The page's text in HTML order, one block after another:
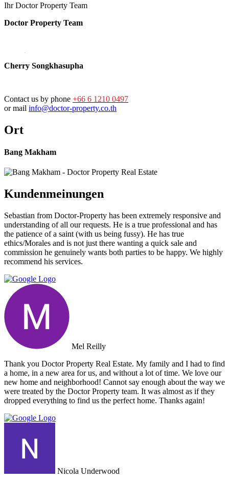
Ihr Doctor Property Team
Doctor Property Team
Cherry Songkhasupha
Contact us by phone +66 6 1210 0497
or mail info@doctor-property.co.th
Ort
Bang Makham
Kundenmeinungen
Sebastian from Doctor-Property has been extremely responsive and
understanding of all our requests. He is a true professional and has
the patience of a saint (with us being fussy). He has true
ethics/Morales and is not just there wanting a quick sale and
commission he genuinely wants both parties to be happy. We highly
recommend his services.
Mel Reilly
Thank you Doctor Property Real Estate. My family and I had to find
a home, in a new area for us, and without a lot of time. We love our
new home and neighborhood! Cannot say enough about the way we
were treated by the Doctor Property team. It was almost as if they
dropped everything to find us the perfect home. Thanks again!
Nicola Underwood